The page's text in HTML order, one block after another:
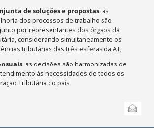
de soluções e propostas: as
dos processos de trabalho são
por representantes dos órgãos da
considerando simultaneamente os
tributárias das três esferas da AT;
: as decisões são harmonizadas de
às necessidades de todos os
Tributária do país